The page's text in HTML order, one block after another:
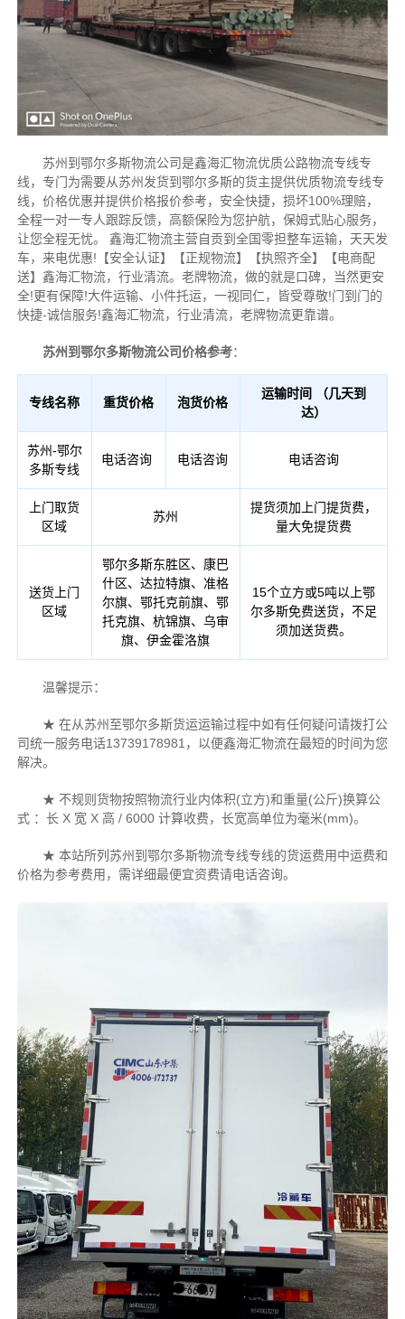
苏州到鄂尔多斯物流公司是鑫海汇物流优质公路物流专线专
线，专门为需要从苏州发货到鄂尔多斯的货主提供优质物流专线专
线，价格优惠并提供价格报价参考，安全快捷，损坏100%理赔，
全程一对一专人跟踪反馈，高额保险为您护航，保姆式贴心服务，
让您全程无忧。
鑫海汇物流主营自贡到全国零担整车运输，天天发
车，来电优惠!【安全认证】【正规物流】【执照齐全】【电商配
送】鑫海汇物流，行业清流。老牌物流，做的就是口碑，当然更安
全!更有保障!大件运输、小件托运，一视同仁，皆受尊敬!门到门的
快捷-诚信服务!鑫海汇物流，行业清流，老牌物流更靠谱。
苏州到鄂尔多斯物流公司价格参考：
专线名称 重货价格 泡货价格
运输时间 （几天到
达）
苏州-鄂尔
多斯专线
电话咨询 电话咨询 电话咨询
上门取货
区域
苏州
提货须加上门提货费，
量大免提货费
送货上门
区域
鄂尔多斯东胜区、康巴
什区、达拉特旗、准格
尔旗、鄂托克前旗、鄂
托克旗、杭锦旗、乌审
旗、伊金霍洛旗
15个立方或5吨以上鄂
尔多斯免费送货，不足
须加送货费。
温馨提示：
★ 在从苏州至鄂尔多斯货运运输过程中如有任何疑问请拨打公
司统一服务电话13739178981，以便鑫海汇物流在最短的时间为您
解决。
★ 不规则货物按照物流行业内体积(立方)和重量(公斤)换算公
式 ：长 X 宽 X 高 / 6000 计算收费，长宽高单位为毫米(mm)。
★ 本站所列苏州到鄂尔多斯物流专线专线的货运费用中运费和
价格为参考费用，需详细最便宜资费请电话咨询。